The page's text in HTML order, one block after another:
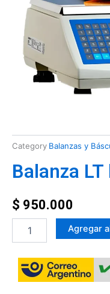
Category Balanzas y
Balanza
$ 950.000
cantidad
Agregar